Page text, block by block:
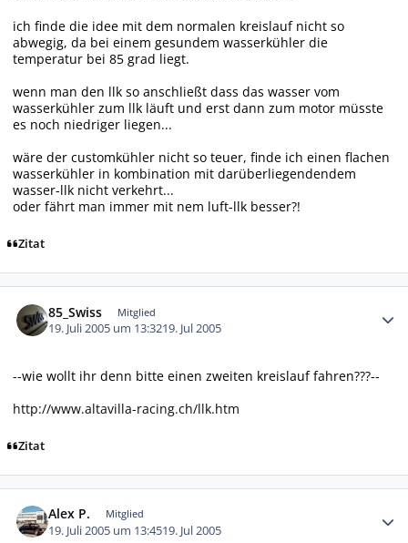
ich finde die idee mit dem normalen kreislauf nicht so
abwegig, da bei einem gesundem wasserkühler die
temperatur bei 85 grad liegt.
wenn man den llk so anschließt dass das wasser vom
wasserkühler zum llk läuft und erst dann zum motor müsste
es noch niedriger liegen...
wäre der customkühler nicht so teuer, finde ich einen flachen
wasserkühler in kombination mit darüberliegendendem
wasser-llk nicht verkehrt...
oder fährt man immer mit nem luft-llk besser?!
Zitat
85_Swiss Mitglied
19. Juli 2005 um 13:3219. Jul 2005
--wie wollt ihr denn bitte einen zweiten kreislauf fahren???--
http://www.altavilla-racing.ch/llk.htm
Zitat
Alex P. Mitglied
19. Juli 2005 um 13:4519. Jul 2005